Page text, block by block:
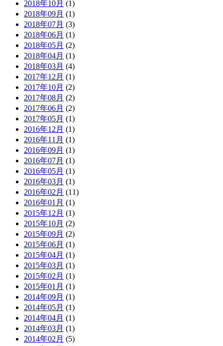
2018年10月 (1)
2018年09月 (1)
2018年07月 (3)
2018年06月 (1)
2018年05月 (2)
2018年04月 (1)
2018年03月 (4)
2017年12月 (1)
2017年10月 (2)
2017年08月 (2)
2017年06月 (2)
2017年05月 (1)
2016年12月 (1)
2016年11月 (1)
2016年09月 (1)
2016年07月 (1)
2016年05月 (1)
2016年03月 (1)
2016年02月 (11)
2016年01月 (1)
2015年12月 (1)
2015年10月 (2)
2015年09月 (2)
2015年06月 (1)
2015年04月 (1)
2015年03月 (1)
2015年02月 (1)
2015年01月 (1)
2014年09月 (1)
2014年05月 (1)
2014年04月 (1)
2014年03月 (1)
2014年02月 (5)